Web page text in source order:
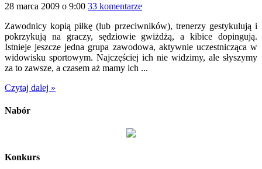
28 marca 2009 o 9:00 33 komentarze
Zawodnicy kopią piłkę (lub przeciwników), trenerzy gestykulują i
pokrzykują na graczy, sędziowie gwiżdżą, a kibice dopingują.
Istnieje jeszcze jedna grupa zawodowa, aktywnie uczestnicząca w
widowisku sportowym. Najczęściej ich nie widzimy, ale słyszymy
za to zawsze, a czasem aż mamy ich ...
Czytaj dalej »
Nabór
Konkurs